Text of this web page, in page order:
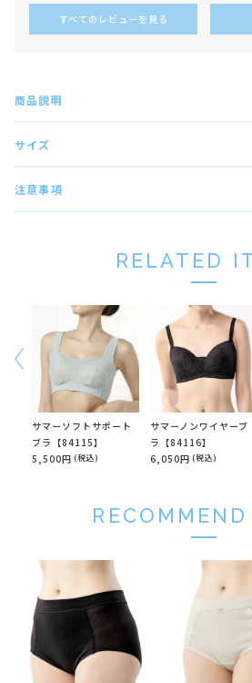
すべてのレビューを見る
商品説明
サイズ
注意事項
RELATED
サマーソフトサポート
ブラ【84115】
5,500円 (税込)
サマーノンワイヤーブ
ラ【84116】
6,050円 (税込)